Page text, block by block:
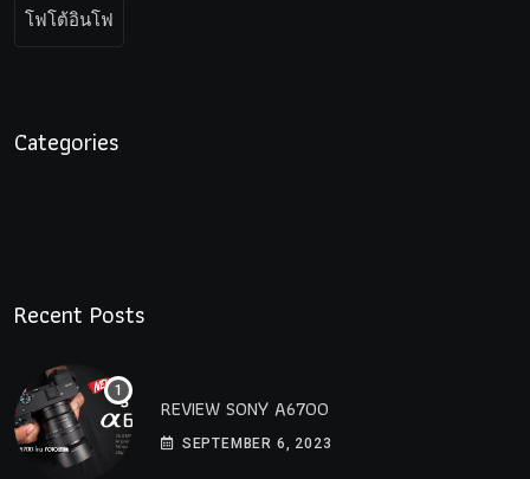
โฟโต้อินโฟ
Categories
Recent Posts
REVIEW SONY A6700
SEPTEMBER 6, 2023